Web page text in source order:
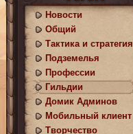
Новости
Общий
Тактика и стратегия
Подземелья
Профессии
Гильдии
Домик Админов
Мобильный клиент
Творчество